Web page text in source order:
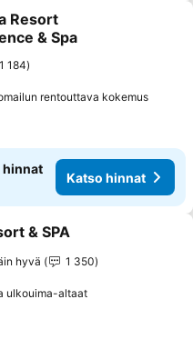
suosikkeihin
Resort
& Spa
1 184
rentouttava kokemusKatso
hinnat
Katso hinnat
suosikkeihin
& SPA
hyvä
1 350
ulkouima-altaatKatso hinnat